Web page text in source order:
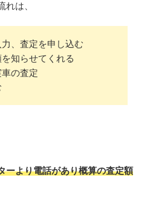
は、
、査定を申し込む
知らせてくれる
の査定
ーより電話があり概算の査定額